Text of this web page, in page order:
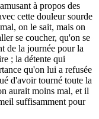
à propos des
cette douleur sourde
on le sait, mais on
se coucher, qu'on se
de la journée pour la
; la détente qui
qu'on lui a refusée
d'avoir tourné toute la
aurait moins mal, et il
suffisamment pour